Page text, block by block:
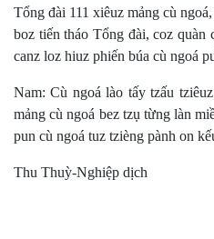
Tổng đài 111 xiêuz mảng cù
boz tiến tháo Tổng đài, coz
canz loz hiuz phiến búa cù ngoá
Nam: Cù ngoá lào tấy tzấu
mảng cù ngoá bez tzụ từng làn
pun cù ngoá tuz tzièng pành on
Thu Thuỳ-Nghiệp dịch